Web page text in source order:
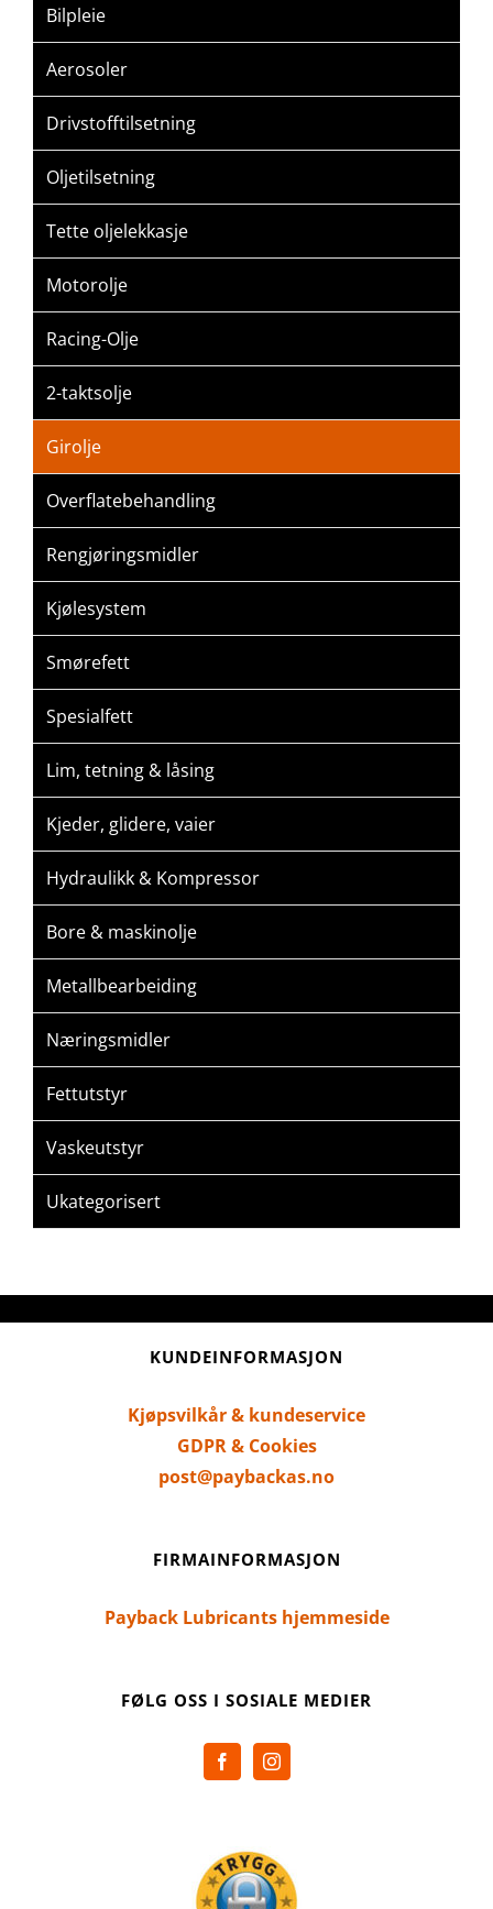
Bilpleie
Aerosoler
Drivstofftilsetning
Oljetilsetning
Tette oljelekkasje
Motorolje
Racing-Olje
2-taktsolje
Girolje
Overflatebehandling
Rengjøringsmidler
Kjølesystem
Smørefett
Spesialfett
Lim, tetning & låsing
Kjeder, glidere, vaier
Hydraulikk & Kompressor
Bore & maskinolje
Metallbearbeiding
Næringsmidler
Fettutstyr
Vaskeutstyr
Ukategorisert
KUNDEINFORMASJON
Kjøpsvilkår & kundeservice
GDPR & Cookies
post@paybackas.no
FIRMAINFORMASJON
Payback Lubricants hjemmeside
FØLG OSS I SOSIALE MEDIER